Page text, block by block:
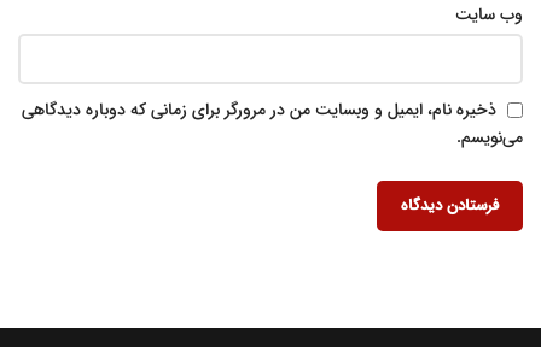
وب‌ سایت
ذخیره نام، ایمیل و وبسایت من در مرورگر برای زمانی که دوباره دیدگاهی
می‌نویسم.